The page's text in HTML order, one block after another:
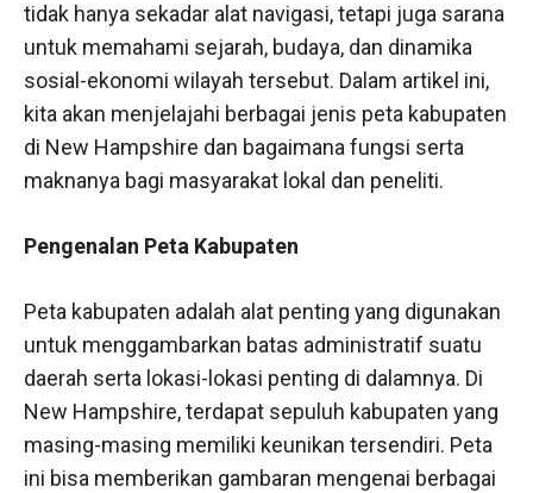
tidak hanya sekadar alat navigasi, tetapi juga sarana
untuk memahami sejarah, budaya, dan dinamika
sosial-ekonomi wilayah tersebut. Dalam artikel ini,
kita akan menjelajahi berbagai jenis peta kabupaten
di New Hampshire dan bagaimana fungsi serta
maknanya bagi masyarakat lokal dan peneliti.
Pengenalan Peta Kabupaten
Peta kabupaten adalah alat penting yang digunakan
untuk menggambarkan batas administratif suatu
daerah serta lokasi-lokasi penting di dalamnya. Di
New Hampshire, terdapat sepuluh kabupaten yang
masing-masing memiliki keunikan tersendiri. Peta
ini bisa memberikan gambaran mengenai berbagai